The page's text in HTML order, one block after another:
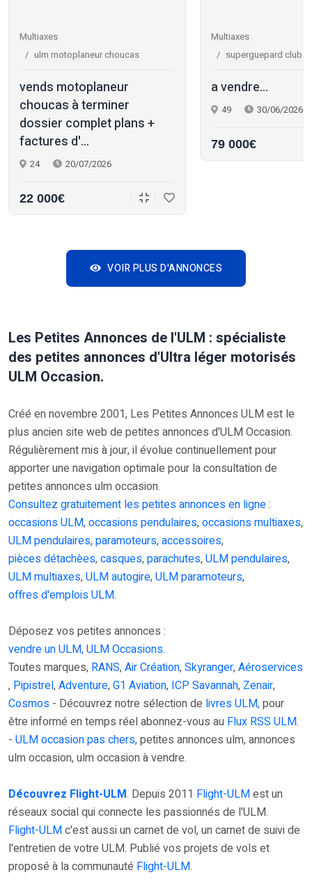
Multiaxes
ulm motoplaneur choucas
vends motoplaneur
choucas à terminer
dossier complet plans +
factures d'...
24 20/07/2026
22 000€
Multiaxes
superguepard club
a vendre...
49 30/06/2026
79 000€
VOIR PLUS D'ANNONCES
Les Petites Annonces de l'ULM : spécialiste
des petites annonces d'Ultra léger motorisés
ULM Occasion.
Créé en novembre 2001, Les Petites Annonces ULM est le
plus ancien site web de petites annonces d'ULM Occasion.
Régulièrement mis à jour, il évolue continuellement pour
apporter une navigation optimale pour la consultation de
petites annonces ulm occasion.
Consultez gratuitement les petites annonces en ligne:
occasions ULM,occasions pendulaires,occasions multiaxes,
ULM pendulaires,paramoteurs,accessoires,
pièces détachèes,casques,parachutes,ULM pendulaires,
ULM multiaxes,ULM autogire,ULM paramoteurs,
offres d'emplois ULM.
Déposez vos petites annonces :
vendre un ULM, ULM Occasions.
Toutes marques, RANS,Air Création,Skyranger,Aéroservices
, Pipistrel,Adventure,G1 Aviation, ICP Savannah, Zenair,
Cosmos - Découvrez notre sélection de livres ULM,pour
être informé en temps réel abonnez-vous au Flux RSS ULM.
- ULM occasion pas chers,petites annonces ulm, annonces
ulm occasion, ulm occasion à vendre.
Découvrez Flight-ULM. Depuis 2011 Flight-ULMest un
réseaux social qui connecte les passionnés de l'ULM.
Flight-ULMc'est aussi un carnet de vol, un carnet de suivi de
l'entretien de votre ULM. Publié vos projets de vols et
proposé à la communauté Flight-ULM.